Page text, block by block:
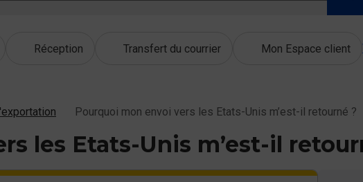
Réception Transfert du courrier Mon Espace client
Pourquoi mon envoi vers les Etats-Unis m’est-il retourné ?
les Etats-Unis m’est-il